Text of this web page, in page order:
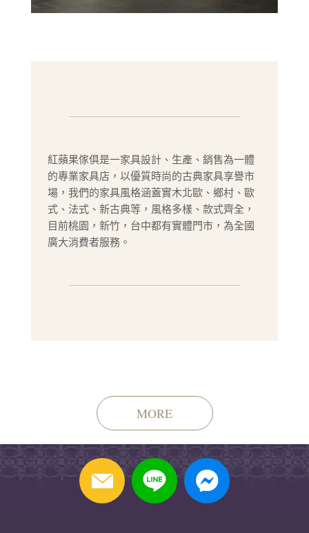
紅蘋果傢俱是一家具設計、生產、銷售為一體
的專業家具店，以優質時尚的古典家具享譽市
場，我們的家具風格涵蓋實木北歐、鄉村、歐
式、法式、新古典等，風格多樣、款式齊全，
目前桃園，新竹，台中都有實體門市，為全國
廣大消費者服務。
MORE